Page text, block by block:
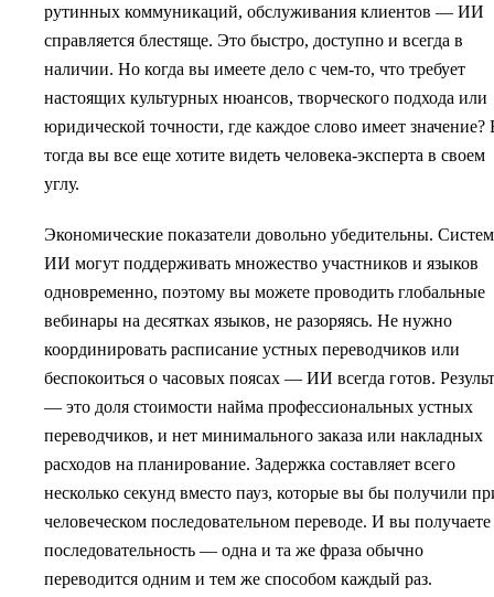
рутинных коммуникаций, обслуживания клиентов — ИИ
справляется блестяще. Это быстро, доступно и всегда в
наличии. Но когда вы имеете дело с чем-то, что требует
настоящих культурных нюансов, творческого подхода или
юридической точности, где каждое слово имеет значение?
тогда вы все еще хотите видеть человека-эксперта в своем
углу.
Экономические показатели довольно убедительны.
ИИ могут поддерживать множество участников и языков
одновременно, поэтому вы можете проводить глобальные
вебинары на десятках языков, не разоряясь. Не нужно
координировать расписание устных переводчиков или
беспокоиться о часовых поясах — ИИ всегда готов.
— это доля стоимости найма профессиональных устных
переводчиков, и нет минимального заказа или накладных
расходов на планирование. Задержка составляет всего
несколько секунд вместо пауз, которые вы бы получили
человеческом последовательном переводе. И вы получаете
последовательность — одна и та же фраза обычно
переводится одним и тем же способом каждый раз.